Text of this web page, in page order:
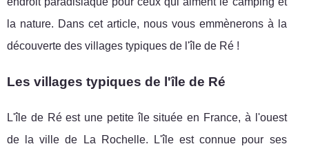
la nature. Dans cet article, nous vous emmènerons à la
découverte des villages typiques de l'île de Ré !
Les villages typiques de l'île de Ré
L'île de Ré est une petite île située en France, à l'ouest
de la ville de La Rochelle. L'île est connue pour ses